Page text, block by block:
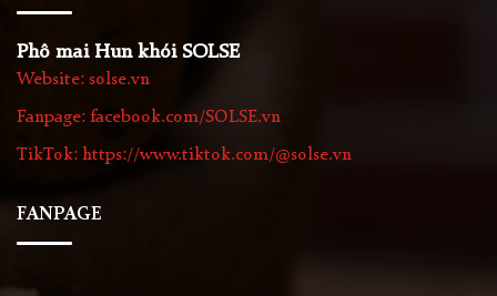
Phô mai Hun khói SOLSE
Website: solse.vn
Fanpage: facebook.com/SOLSE.vn
TikTok: https://www.tiktok.com/@solse.vn
FANPAGE